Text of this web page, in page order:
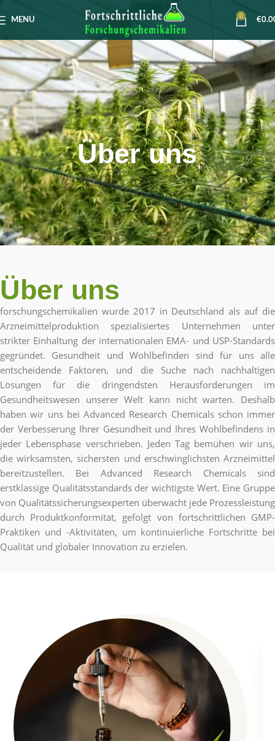
MENU
0
€
Über uns
Über uns
forschungschemikalien wurde 2017 in Deutschland als auf die
Arzneimittelproduktion spezialisiertes Unternehmen unter
strikter Einhaltung der internationalen EMA- und USP-Standards
gegründet. Gesundheit und Wohlbefinden sind für uns alle
entscheidende Faktoren, und die Suche nach nachhaltigen
Lösungen für die dringendsten Herausforderungen im
Gesundheitswesen unserer Welt kann nicht warten. Deshalb
haben wir uns bei Advanced Research Chemicals schon immer
der Verbesserung Ihrer Gesundheit und Ihres Wohlbefindens in
jeder Lebensphase verschrieben. Jeden Tag bemühen wir uns,
die wirksamsten, sichersten und erschwinglichsten Arzneimittel
bereitzustellen. Bei Advanced Research Chemicals sind
erstklassige Qualitätsstandards der wichtigste Wert. Eine Gruppe
von Qualitätssicherungsexperten überwacht jede Prozessleistung
durch Produktkonformität, gefolgt von fortschrittlichen GMP-
Praktiken und -Aktivitäten, um kontinuierliche Fortschritte bei
Qualität und globaler Innovation zu erzielen.